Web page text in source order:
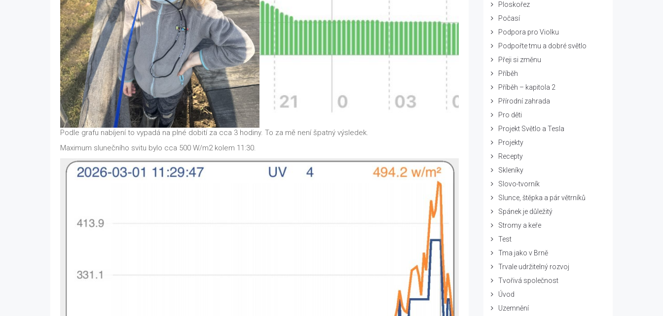
Podle grafu nabíjení to vypadá na plné dobití za cca 3 hodiny. To za mě není špatný výsledek.
Maximum slunečního svitu bylo cca 500 W/m2 kolem 11:30.
Ploskořez
Počasí
Podpora pro Violku
Podpořte tmu a dobré světlo
Přeji si změnu
Příběh
Příběh – kapitola 2
Přírodní zahrada
Pro děti
Projekt Světlo a Tesla
Projekty
Recepty
Skleníky
Slovo-tvorník
Slunce, štěpka a pár větrníků
Spánek je důležitý
Stromy a keře
Test
Tma jako v Brně
Trvale udržitelný rozvoj
Tvořivá společnost
Úvod
Uzemnění